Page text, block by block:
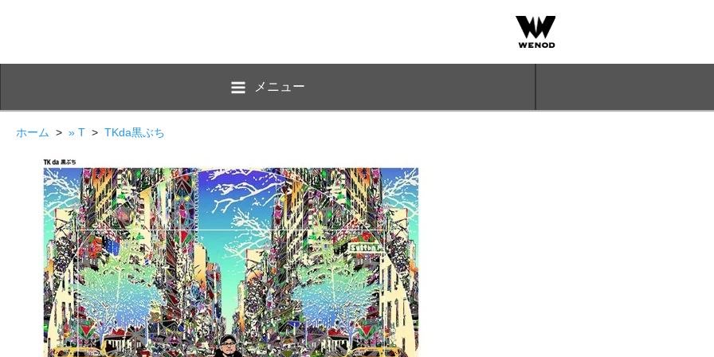
メニュー
ホーム > » T > TKda黒ぶち